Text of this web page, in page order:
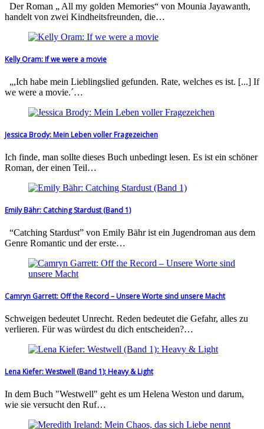
Der Roman „ All my golden Memories“ von Mounia Jayawanth,
handelt von zwei Kindheitsfreunden, die…
Kelly Oram: If we were a movie
„,Ich habe mein Lieblingslied gefunden. Rate, welches es ist. [...] If
we were a movie.ˊ…
Jessica Brody: Mein Leben voller Fragezeichen
Ich finde, man sollte dieses Buch unbedingt lesen. Es ist ein schöner
Roman, der einen Teil…
Emily Bähr: Catching Stardust (Band 1)
“Catching Stardust” von Emily Bähr ist ein Jugendroman aus dem
Genre Romantic und der erste…
Camryn Garrett: Off the Record – Unsere Worte sind unsere Macht
Schweigen bedeutet Unrecht. Reden bedeutet die Gefahr, alles zu
verlieren. Für was würdest du dich entscheiden?…
Lena Kiefer: Westwell (Band 1): Heavy & Light
In dem Buch "Westwell" geht es um Helena Weston und darum,
wie sie versucht den Ruf…